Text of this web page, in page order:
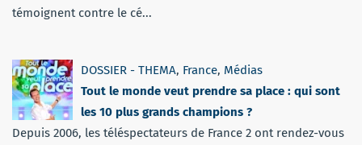
témoignent contre le cé...
DOSSIER - THEMA, France, Médias
Tout le monde veut prendre sa place : qui sont
les 10 plus grands champions ?
Depuis 2006, les téléspectateurs de France 2 ont rendez-vous